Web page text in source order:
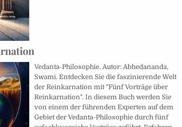
Vedanta-Philosophie. Autor: Abhedananda,
Swami. Entdecken Sie die faszinierende Welt
der Reinkarnation mit "Fünf Vorträge über
Reinkarnation". In diesem Buch werden Sie
von einem der führenden Experten auf dem
Gebiet der Vedanta-Philosophie durch fünf